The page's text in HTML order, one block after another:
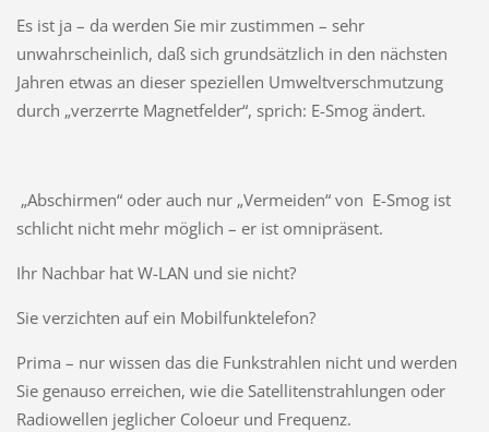
Es ist ja – da werden Sie mir zustimmen – sehr
unwahrscheinlich, daß sich grundsätzlich in den nächsten
Jahren etwas an dieser speziellen Umweltverschmutzung
durch „verzerrte Magnetfelder“, sprich: E-Smog ändert.
„Abschirmen“ oder auch nur „Vermeiden“ von E-Smog ist
schlicht nicht mehr möglich – er ist omnipräsent.
Ihr Nachbar hat W-LAN und sie nicht?
Sie verzichten auf ein Mobilfunktelefon?
Prima – nur wissen das die Funkstrahlen nicht und werden
Sie genauso erreichen, wie die Satellitenstrahlungen oder
Radiowellen jeglicher Coloeur und Frequenz.